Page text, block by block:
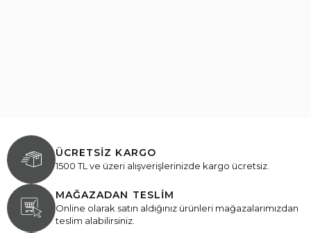
ÜCRETSİZ KARGO
1500 TL ve üzeri alışverişlerinizde kargo ücretsiz.
MAĞAZADAN TESLİM
Online olarak satın aldığınız ürünleri mağazalarımızdan
teslim alabilirsiniz.